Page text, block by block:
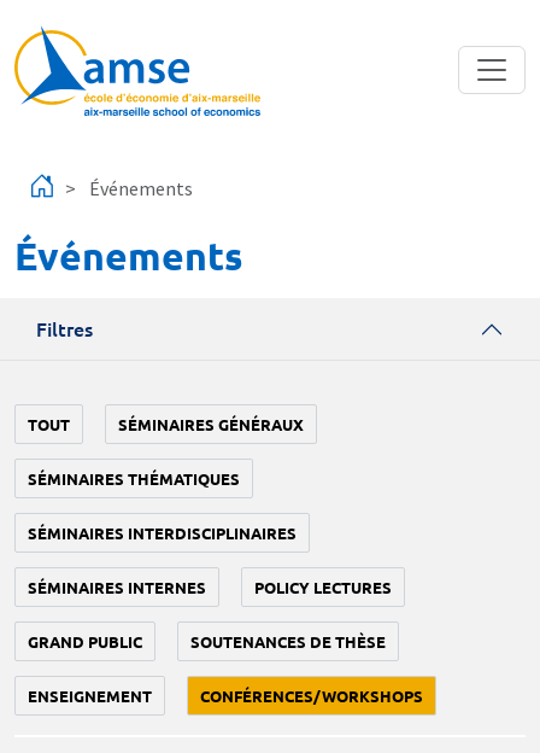
Événements
Événements
Filtres
TOUT SÉMINAIRES GÉNÉRAUX
SÉMINAIRES THÉMATIQUES
SÉMINAIRES INTERDISCIPLINAIRES
SÉMINAIRES INTERNES POLICY LECTURES
GRAND PUBLIC SOUTENANCES DE THÈSE
ENSEIGNEMENT CONFÉRENCES/WORKSHOPS